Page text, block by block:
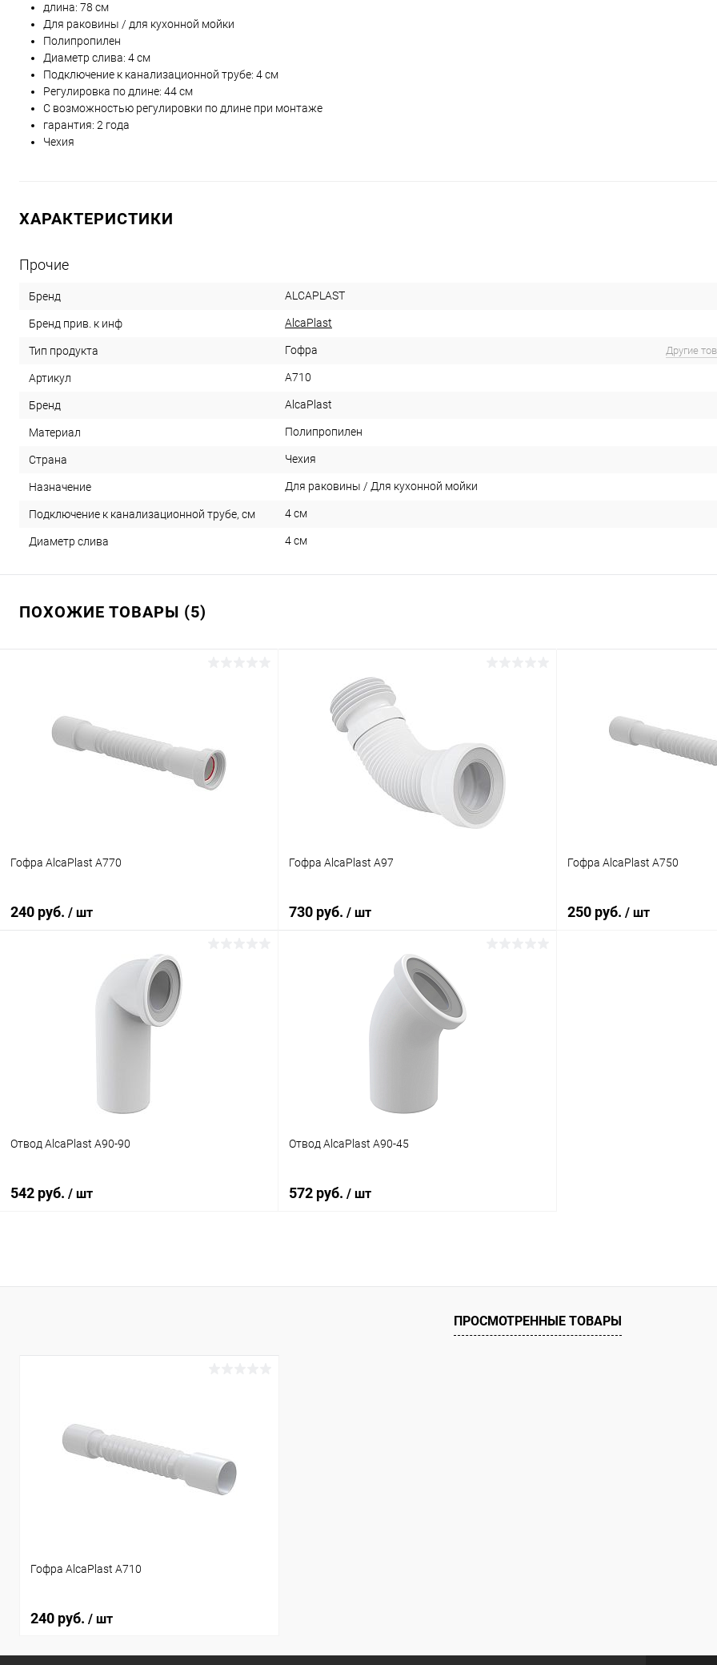
длина: 78 см
Для раковины / для кухонной мойки
Полипропилен
Диаметр слива: 4 см
Подключение к канализационной трубе: 4 см
Регулировка по длине: 44 см
C возможностью регулировки по длине при монтаже
гарантия: 2 года
Чехия
ХАРАКТЕРИСТИКИ
Прочие
Бренд ALCAPLAST
Бренд прив. к инф AlcaPlast
Тип продукта Гофра Другие
Артикул A710
Бренд AlcaPlast
Материал Полипропилен
Страна Чехия
Назначение Для раковины / Для кухонной мойки
Подключение к канализационной трубе, см 4 см
Диаметр слива 4 см
ПОХОЖИЕ ТОВАРЫ (5)
Гофра AlcaPlast A770
240 руб. / шт
В корзину
Сравнение
Гофра AlcaPlast A97
730 руб. / шт
В корзину
Купить в 1 клик Сравнение
Гофра AlcaPlast A750
250 руб. / шт
Отвод AlcaPlast A90-90
542 руб. / шт
Отвод AlcaPlast A90-45
572 руб. / шт
Под заказ
ПРОСМОТРЕННЫЕ ТОВАРЫ
Гофра AlcaPlast A710
240 руб. / шт